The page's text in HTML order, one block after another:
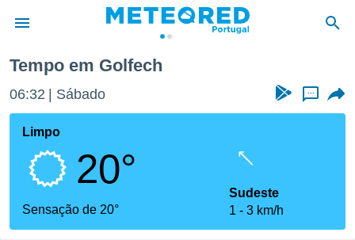
da
foi
fornecidas
a este
das
Tempo em Golfech
06:32 Sábado ...
Limpo
20°
Sensação de 20°
Sudeste
1
3 km/h